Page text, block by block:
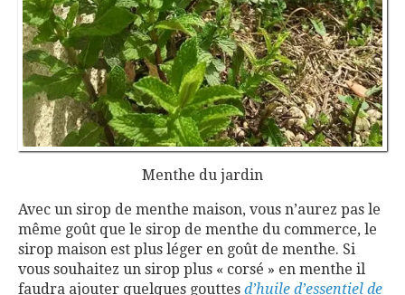
Menthe du jardin
Avec un sirop de menthe maison, vous n’aurez pas le
même goût que le sirop de menthe du commerce, le
sirop maison est plus léger en goût de menthe. Si
vous souhaitez un sirop plus « corsé » en menthe il
faudra ajouter quelques gouttes d’huile d’essentiel de